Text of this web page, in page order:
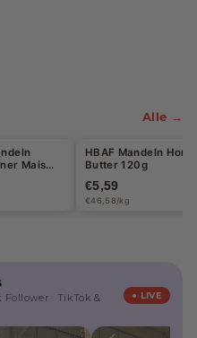
Alle →
Mais
HBAF Mandeln Honig
Butter 120g
€5,59
€46,58/kg
Follower · TikTok &
● LIVE